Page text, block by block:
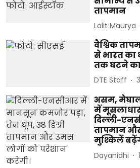
तापमान
Lalit Maurya
वैश्विक
से भारत का
तक घटने
DTE Staff
असम,
में मूसलाधार
दिल्ली-
तापमान
मुश्किलें
Dayanidhi